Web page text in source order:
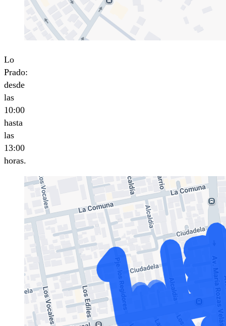
Lo
Prado:
desde
las
10:00
hasta
las
13:00
horas.